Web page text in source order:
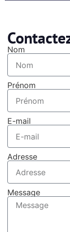
Nom
Prénom
E-mail
Adresse
Message